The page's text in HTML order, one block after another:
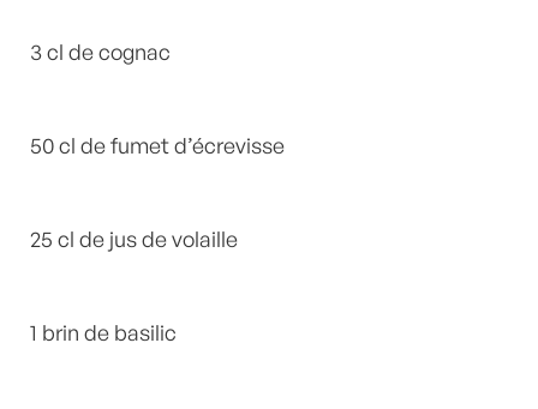
3 cl de cognac
50 cl de fumet d’écrevisse
25 cl de jus de volaille
1 brin de basilic